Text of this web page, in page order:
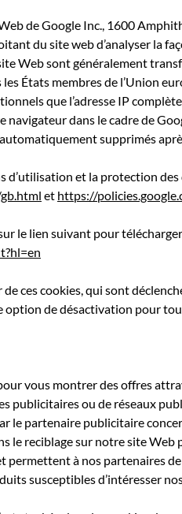
de Google Inc., 1600
du site web d’analyser la
Web sont généralement
États membres de l’Union
que l’adresse IP
navigateur dans le cadre de
supprimés
d’utilisation et la protection
et https://
le lien suivant pour
ces cookies, qui sont
de désactivation pour
vous montrer des offres
publicitaires ou de réseaux
le partenaire publicitaire
le reciblage sur notre site
permettent à nos partenaires
susceptibles d’intéresser